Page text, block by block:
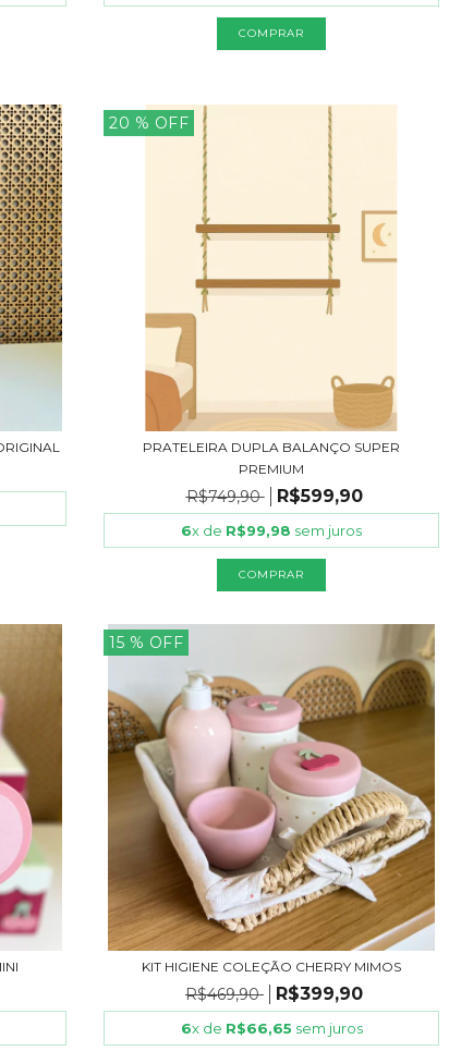
20 % OFF
PRATELEIRA DUPLA BALANÇO SUPER
PREMIUM
R$749,90 R$599,90
6x de R$99,98 sem juros
15 % OFF
KIT HIGIENE COLEÇÃO CHERRY MIMOS
R$469,90 R$399,90
6x de R$66,65 sem juros